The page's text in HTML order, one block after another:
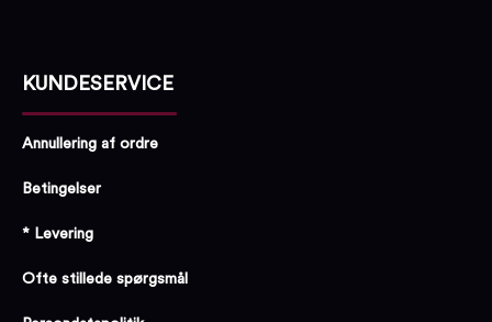
KUNDESERVICE
Annullering af ordre
Betingelser
* Levering
Ofte stillede spørgsmål